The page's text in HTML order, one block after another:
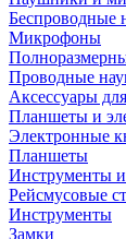
Беспроводные
Микрофоны
Проводные
Аксессуары
Планшеты и
Электронные
Планшеты
Инструменты и
Рейсмусовые
Инструменты
Замки